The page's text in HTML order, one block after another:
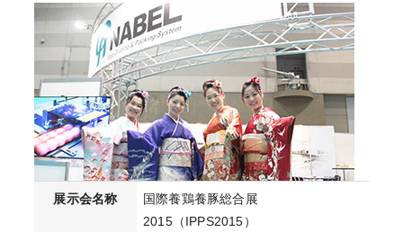
展示会名称
国際養鶏養豚総合展
2015（IPPS2015）